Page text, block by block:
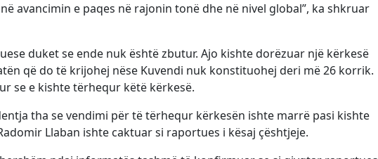
avancimin e paqes në rajonin tonë dhe në nivel global”, ka shkruar
duket se ende nuk është zbutur. Ajo kishte dorëzuar një kërkesë
që do të krijohej nëse Kuvendi nuk konstituohej deri më 26 korrik.
se e kishte tërhequr këtë kërkesë.
tha se vendimi për të tërhequr kërkesën ishte marrë pasi kishte
Llaban ishte caktuar si raportues i kësaj çështjeje.